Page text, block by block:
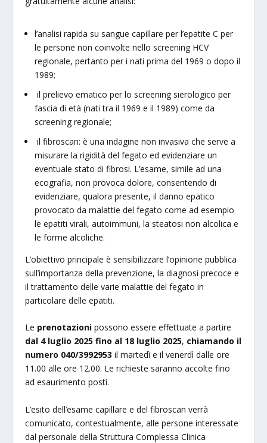
l’analisi rapida su sangue capillare per l’epatite C per
le persone non coinvolte nello screening HCV
regionale, pertanto per i nati prima del 1969 o dopo il
1989;
il prelievo ematico per lo screening sierologico per
fascia di età (nati tra il 1969 e il 1989) come da
screening regionale;
il fibroscan: è una indagine non invasiva che serve a
misurare la rigidità del fegato ed evidenziare un
eventuale stato di fibrosi. L’esame, simile ad una
ecografia, non provoca dolore, consentendo di
evidenziare, qualora presente, il danno epatico
provocato da malattie del fegato come ad esempio
le epatiti virali, autoimmuni, la steatosi non alcolica e
le forme alcoliche.
L’obiettivo principale è sensibilizzare l’opinione pubblica
sull’importanza della prevenzione, la diagnosi precoce e
il trattamento delle varie malattie del fegato in
particolare delle epatiti.
Le prenotazioni possono essere effettuate a partire
dal 4 luglio 2025 fino al 18 luglio 2025, chiamando il
numero 040/3992953 il martedì e il venerdì dalle ore
11.00 alle ore 12.00. Le richieste saranno accolte fino
ad esaurimento posti.
L’esito dell’esame capillare e del fibroscan verrà
comunicato, contestualmente, alle persone interessate
dal personale della Struttura Complessa Clinica